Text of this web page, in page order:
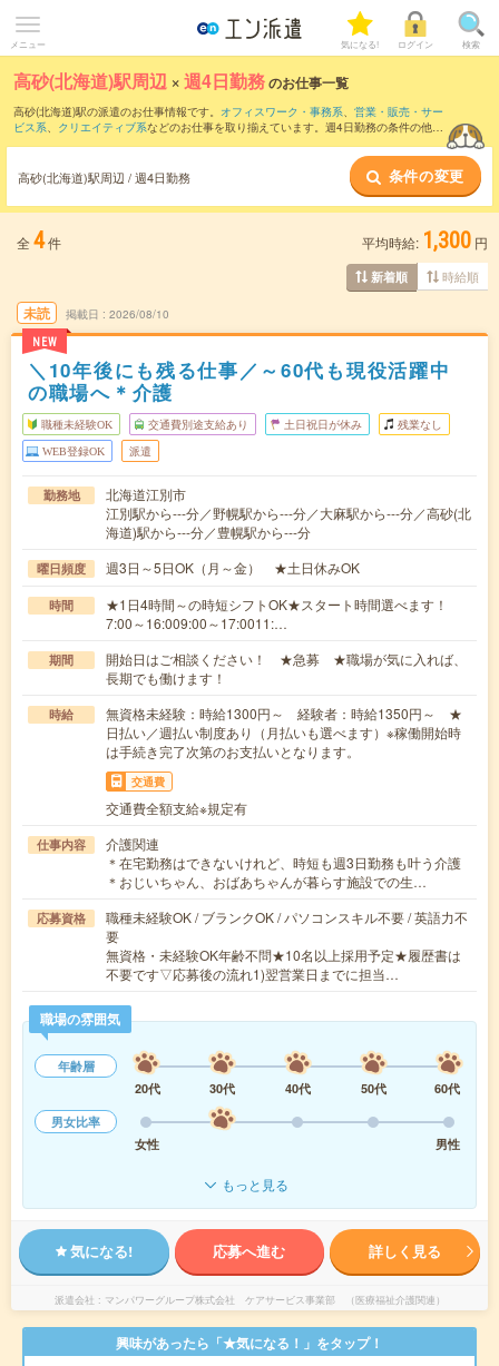
メニュー 気になる! ログイン 検索
高砂(北海道)駅周辺 ×週4日勤務のお仕事一覧
高砂(北海道)駅の派遣のお仕事情報です。 オフィスワーク・事務系、 営業・販売・サー
ビス系、 クリエイティブ系などのお仕事を取り揃えています。週4日勤務の条件の他
高砂(北海道)駅周辺 / 週4日勤務 条件の変更
全 4件 平均時給: 1,300 円
新着順 時給順
未読
NEW
掲載日 2026/08/10
＼10年後にも残る仕事／～60代も現役活躍中
の職場へ＊介護
職種未経験OK 交通費別途支給あり 土日祝日が休み 残業なし
WEB登録OK 派遣
勤務地
北海道江別市
江別駅から---分／野幌駅から---分／大麻駅から---分／高砂(北
海道)駅から---分／豊幌駅から---分
曜日頻度 週3日～5日OK（月～金） ★土日休みOK
時間
★1日4時間～の時短シフトOK★スタート時間選べます！
7:00～16:009:00～17:0011:…
期間
開始日はご相談ください！ ★急募 ★職場が気に入れば、
長期でも働けます！
時給
無資格未経験：時給1300円～ 経験者：時給1350円～ ★
日払い／週払い制度あり（月払いも選べます）※稼働開始時
は手続き完了次第のお支払いとなります。
交通費
交通費全額支給※規定有
仕事内容
介護関連
＊在宅勤務はできないけれど、時短も週3日勤務も叶う介護
＊おじいちゃん、おばあちゃんが暮らす施設での生…
応募資格
職種未経験OK / ブランクOK / パソコンスキル不要 / 英語力不
要
無資格・未経験OK年齢不問★10名以上採用予定★履歴書は
不要です▽応募後の流れ1)翌営業日までに担当…
職場の雰囲気
年齢層
20代
30代 40代 50代
60代
男女比率
女性
男性
もっと見る
気になる! 応募へ進む 詳しく見る
派遣会社 マンパワーグループ株式会社 ケアサービス事業部 （医療福祉介護関連）
興味があったら「★気になる！」をタップ！